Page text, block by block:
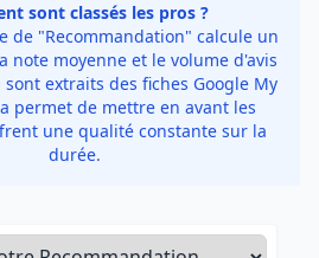
sont classés les pros ?
de "Recommandation" calcule un
note moyenne et le volume d'avis
sont extraits des fiches Google My
permet de mettre en avant les
une qualité constante sur la
durée.